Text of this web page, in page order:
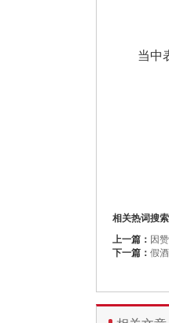
当中
相关热词搜索
上一篇： 因
下一篇： 假